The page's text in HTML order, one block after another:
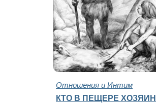
Отношения и Интим
КТО В ПЕЩЕРЕ ХОЗЯИН